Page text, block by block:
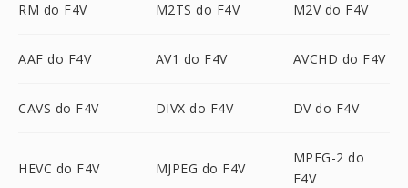
RM do F4V M2TS do F4V M2V do F4V
AAF do F4V AV1 do F4V AVCHD do F4V
CAVS do F4V DIVX do F4V DV do F4V
HEVC do F4V MJPEG do F4V
MPEG-2 do
F4V